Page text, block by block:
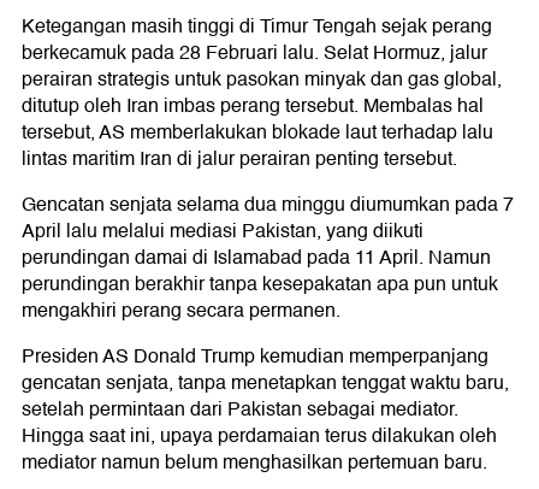
Ketegangan masih tinggi di Timur Tengah sejak perang
berkecamuk pada 28 Februari lalu. Selat Hormuz, jalur
perairan strategis untuk pasokan minyak dan gas global,
ditutup oleh Iran imbas perang tersebut. Membalas hal
tersebut, AS memberlakukan blokade laut terhadap lalu
lintas maritim Iran di jalur perairan penting tersebut.
Gencatan senjata selama dua minggu diumumkan pada 7
April lalu melalui mediasi Pakistan, yang diikuti
perundingan damai di Islamabad pada 11 April. Namun
perundingan berakhir tanpa kesepakatan apa pun untuk
mengakhiri perang secara permanen.
Presiden AS Donald Trump kemudian memperpanjang
gencatan senjata, tanpa menetapkan tenggat waktu baru,
setelah permintaan dari Pakistan sebagai mediator.
Hingga saat ini, upaya perdamaian terus dilakukan oleh
mediator namun belum menghasilkan pertemuan baru.